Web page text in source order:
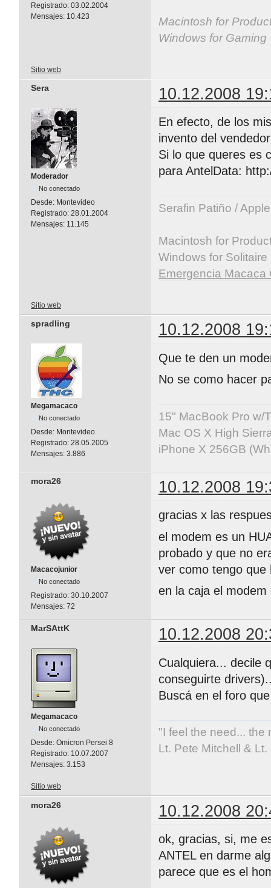
Registrado: 03.02.2004
Mensajes: 10.423
Macintosh for
Windows for Gaming
Sitio web
Sera 10.12.2008
Moderador
No conectado
Desde: Montevideo
Registrado: 28.01.2004
Mensajes: 11.145
En efecto, de los
invento del
Si lo que queres es
para AntelData:
Serafin Patiño /
Macintosh for
Windows for Solitaire
Emergencia Macaca
Sitio web
spradling 10.12.2008
Megamacaco
No conectado
Desde: Montevideo
Registrado: 28.05.2005
Mensajes: 3.886
Que te den un
No se como hacer
15" MacBook Pro w/
Mac OS X High
iPhone X 256GB
mora26 10.12.2008
Macacojunior
No conectado
Registrado: 30.10.2007
Mensajes: 72
gracias x las
el modem es un
probado y que no
ver como tengo que
en la caja el
MarSAttK 10.12.2008
Megamacaco
No conectado
Desde: Omicron Persei 8
Registrado: 10.07.2007
Mensajes: 3.153
Cualquiera... decile
conseguirte
Buscá en el foro
"I feel the need... the
Lt. Pete Mitchell &
Sitio web
mora26 10.12.2008
ok, gracias, si, me
ANTEL en darme
parece que es el